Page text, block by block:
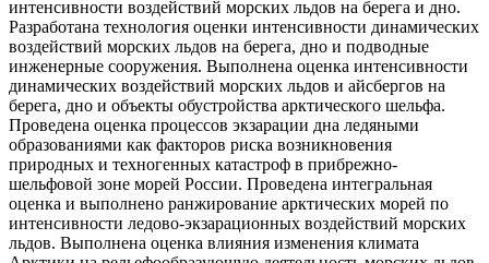
интенсивности воздействий морских льдов на берега и дно.
Разработана технология оценки интенсивности динамических
воздействий морских льдов на берега, дно и подводные
инженерные сооружения. Выполнена оценка интенсивности
динамических воздействий морских льдов и айсбергов на
берега, дно и объекты обустройства арктического шельфа.
Проведена оценка процессов экзарации дна ледяными
образованиями как факторов риска возникновения
природных и техногенных катастроф в прибрежно-
шельфовой зоне морей России. Проведена интегральная
оценка и выполнено ранжирование арктических морей по
интенсивности ледово-экзарационных воздействий морских
льдов. Выполнена оценка влияния изменения климата